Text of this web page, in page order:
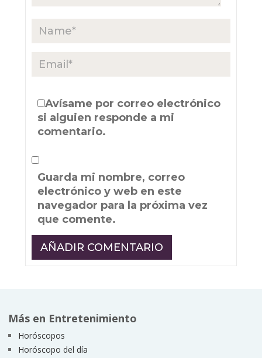
Avísame por correo electrónico
si alguien responde a mi
comentario.
Guarda mi nombre, correo
electrónico y web en este
navegador para la próxima vez
que comente.
Más en Entretenimiento
Horóscopos
Horóscopo del día